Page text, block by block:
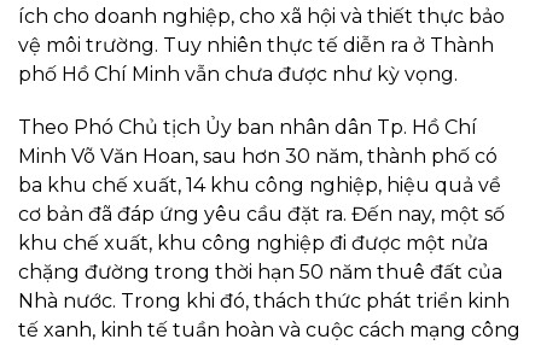
ích cho doanh nghiệp, cho xã hội và thiết thực bảo
vệ môi trường. Tuy nhiên thực tế diễn ra ở Thành
phố Hồ Chí Minh vẫn chưa được như kỳ vọng.
Theo Phó Chủ tịch Ủy ban nhân dân Tp. Hồ Chí
Minh Võ Văn Hoan, sau hơn 30 năm, thành phố có
ba khu chế xuất, 14 khu công nghiệp, hiệu quả về
cơ bản đã đáp ứng yêu cầu đặt ra. Đến nay, một số
khu chế xuất, khu công nghiệp đi được một nửa
chặng đường trong thời hạn 50 năm thuê đất của
Nhà nước. Trong khi đó, thách thức phát triển kinh
tế xanh, kinh tế tuần hoàn và cuộc cách mạng công